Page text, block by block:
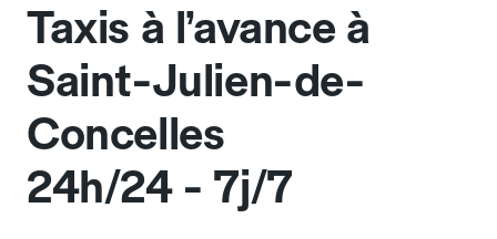
Taxis à l’avance à
Saint-Julien-de-
Concelles
24h/24 - 7j/7